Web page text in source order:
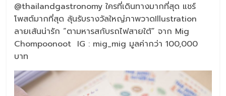
@thailandgastronomy ใครที่เดินทางมากที่สุด แชร์
โพสต์มากที่สุด ลุ้นรับรางวัลใหญ่ภาพวาดIllustration
ลายเส้นน่ารัก “ตามหารสกับรถไฟสายใต้” จาก Mig
Chompoonoot IG : mig_mig มูลค่ากว่า 100,000
บาท